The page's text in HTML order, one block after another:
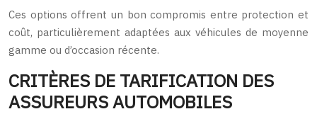
Ces options offrent un bon compromis entre protection et
coût, particulièrement adaptées aux véhicules de moyenne
gamme ou d’occasion récente.
CRITÈRES DE TARIFICATION DES
ASSUREURS AUTOMOBILES